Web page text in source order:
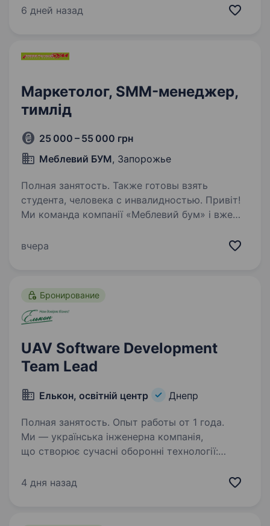
на Google Картах. За цей період
власні інструменти…
6 дней назад
Маркетолог, SMM-менеджер,
тимлід
25 000 – 55 000 грн
Меблевий БУМ, Запорожье
Полная занятость. Также готовы взять
студента, человека с инвалидностью. Привіт!
Ми команда компанії «Меблевий бум» і вже
в Запоріжжі! НАВІТЬ ЯКЩО У ВАС НЕМАЄ
вчера
Бронирование
UAV Software Development
Team Lead
Елькон, освітній центр Днепр
Полная занятость. Опыт работы от 1 года.
Ми — українська інженерна компанія,
що створює сучасні оборонні технології:
рішення автономної навігації та продукти
4 дня назад